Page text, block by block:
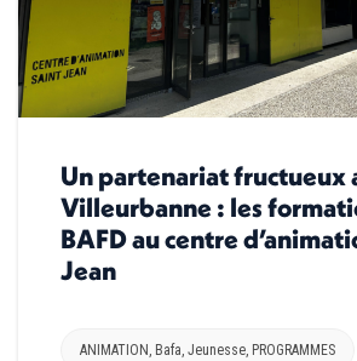
Un partenariat fructueux
Villeurbanne : les
BAFD au centre
Jean
ANIMATION , Bafa, Jeunesse, PROGRAMMES